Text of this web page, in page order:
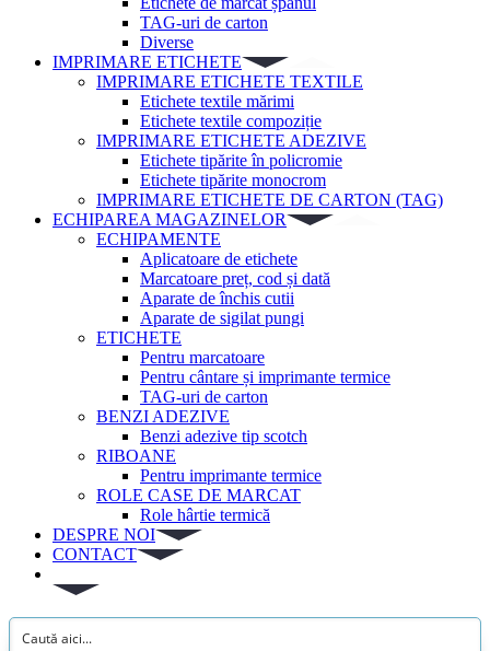
TAG-uri de carton
Diverse
IMPRIMARE ETICHETE
IMPRIMARE ETICHETE TEXTILE
Etichete textile mărimi
Etichete textile compoziție
IMPRIMARE ETICHETE ADEZIVE
Etichete tipărite în policromie
Etichete tipărite monocrom
IMPRIMARE ETICHETE DE CARTON (TAG)
ECHIPAREA MAGAZINELOR
ECHIPAMENTE
Aplicatoare de etichete
Marcatoare preț, cod și dată
Aparate de închis cutii
Aparate de sigilat pungi
ETICHETE
Pentru marcatoare
Pentru cântare și imprimante termice
TAG-uri de carton
BENZI ADEZIVE
Benzi adezive tip scotch
RIBOANE
Pentru imprimante termice
ROLE CASE DE MARCAT
Role hârtie termică
DESPRE NOI
CONTACT